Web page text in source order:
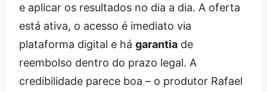
e aplicar os resultados no dia a dia. A oferta
está ativa, o acesso é imediato via
plataforma digital e há garantia de
reembolso dentro do prazo legal. A
credibilidade parece boa – o produtor Rafael